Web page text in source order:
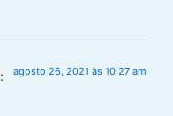
agosto 26, 2021 às 10:27 am